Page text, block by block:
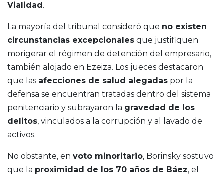
Vialidad .
La mayoría del tribunal consideró que no existen
circunstancias excepcionales que justifiquen
morigerar el régimen de detención del empresario,
también alojado en Ezeiza. Los jueces destacaron
que las afecciones de salud alegadas por la
defensa se encuentran tratadas dentro del sistema
penitenciario y subrayaron la gravedad de los
delitos, vinculados a la corrupción y al lavado de
activos.
No obstante, en voto minoritario, Borinsky sostuvo
que la proximidad de los 70 años de Báez, el